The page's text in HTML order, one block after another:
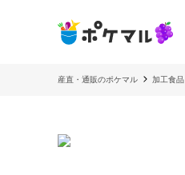
産直・通販のポケマル 加工食品